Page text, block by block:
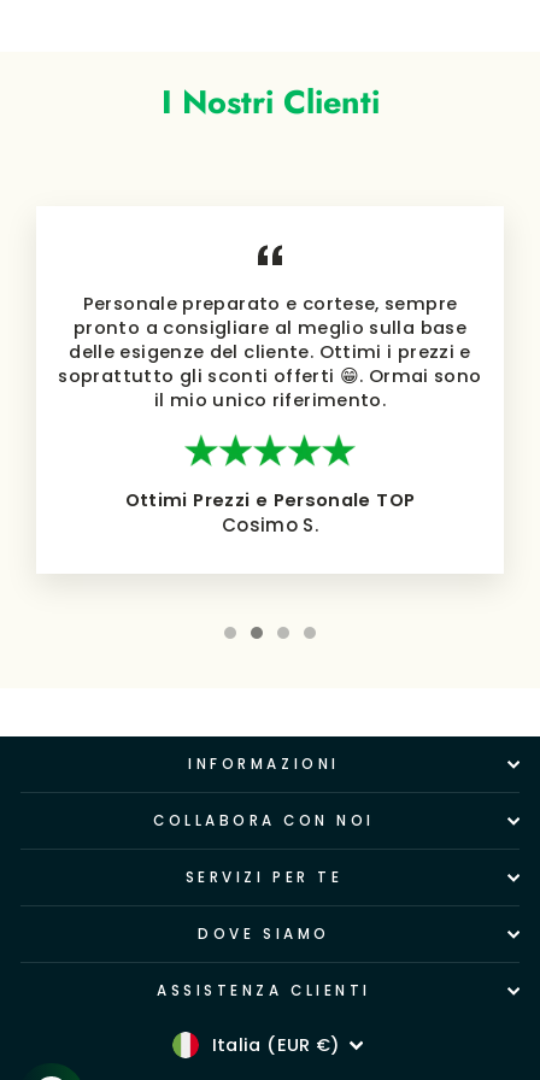
I Nostri Clienti
Personale preparato e cortese, sempre
pronto a consigliare al meglio sulla base
delle esigenze del cliente. Ottimi i prezzi e
soprattutto gli sconti offerti 😁. Ormai sono
il mio unico riferimento.
Ottimi Prezzi e Personale TOP
Cosimo S.
INFORMAZIONI
COLLABORA CON NOI
SERVIZI PER TE
DOVE SIAMO
ASSISTENZA CLIENTI
ValutaItalia (EUR €)